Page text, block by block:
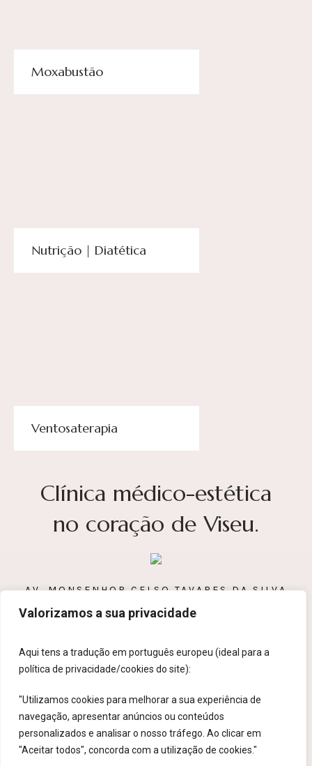
Valorizamos a sua privacidade
Aqui tens a tradução em português europeu (ideal para a
política de privacidade/cookies do site):
"Utilizamos cookies para melhorar a sua experiência de
navegação, apresentar anúncios ou conteúdos
personalizados e analisar o nosso tráfego. Ao clicar em
"Aceitar todos", concorda com a utilização de cookies."
Moxabustão
Nutrição | Diatética
Ventosaterapia
Clínica médico-estética
no coração de Viseu.
AV. MONSENHOR CELSO TAVARES DA SILVA
BLOCO 5 A R/C, 3500-090 VISEU
CLINICA@MARTHA.PT